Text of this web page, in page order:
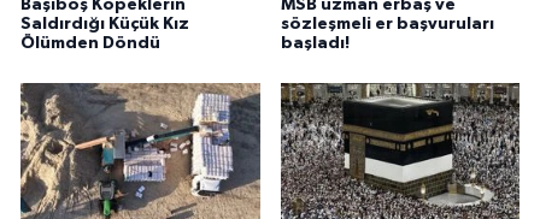
Başıboş Köpeklerin
Saldırdığı Küçük Kız
Ölümden Döndü
MSB uzman erbaş ve
sözleşmeli er başvuruları
başladı!